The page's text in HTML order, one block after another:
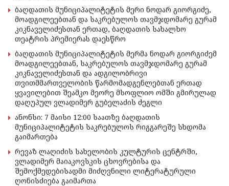
ბაღდათის მუნიციპალიტეტის მერი ნოდარ გიორგიძე,
მოადგილეებთან და საკრებულოს თავმჯდომარე გურამ
კიკნაველიძესთან ერთად, ბაღდათის სახალხო
თეატრის პრემიერას დაესწრო
ბაღდათის მუნიციპალიტეტის მერმა ნოდარ გიორგიძემ
მოადგილეებთან, საკრებულოს თავმჯდომარე გურამ
კიკნაველიძესთან და ადგილობრივი
თვითმმართველობის წარმომადგენლებთან ერთად
ყვავილებით შეამკო მეორე მსოფლიო ომში გმირულად
დაღუპულ ვლადიმერ გუბელაძის ძეგლი
ანონსი: 7 მაისი 12:00 საათზე ბაღდათის
მუნიციპალიტეტის საკრებულოს რიგგარეშე სხდომა
გაიმართება
რევაზ ლაღიძის სახელობის კულტურის ცენტრში,
ვლადიმერ მაიაკოვსკის ცხოვრებისა და
შემოქმედებისადმი მიძღვნილი ლიტერატურული
ღონისძიება გაიმართა